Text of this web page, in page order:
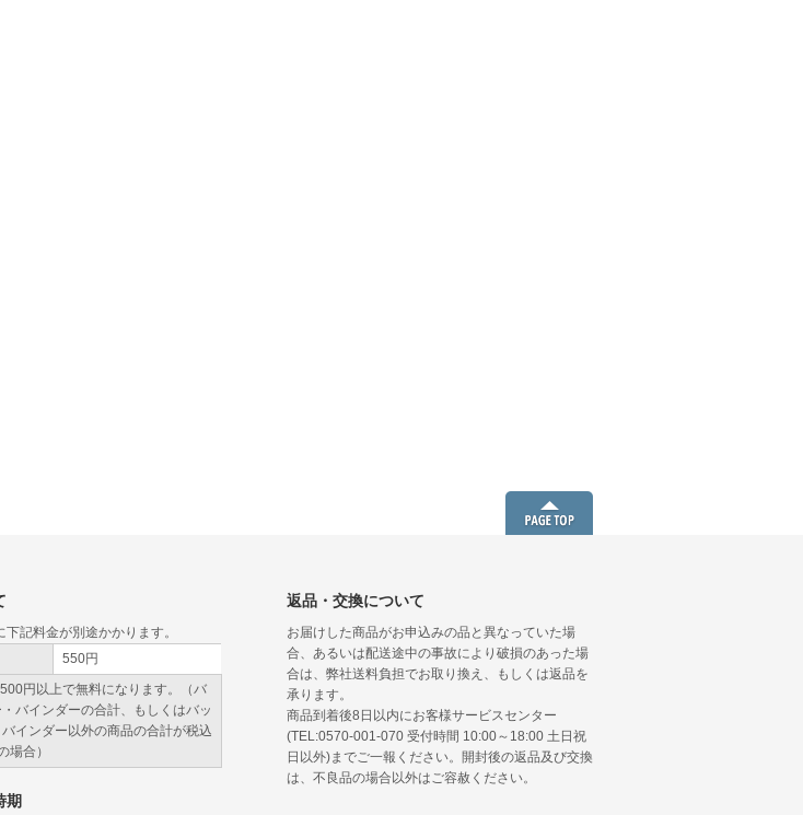
下記料金が別途かかります。
550円
円以上で無料になります。（バ
バインダーの合計、もしくはバッ
インダー以外の商品の合計が税込
場合）
期
返品・交換について
お届けした商品がお申込みの品と異なっていた場
合、あるいは配送途中の事故により破損のあった場
合は、弊社送料負担でお取り換え、もしくは返品を
承ります。
商品到着後8日以内にお客様サービスセンター
(TEL:0570-001-070 受付時間 10:00～18:00 土日祝
日以外)までご一報ください。開封後の返品及び交換
は、不良品の場合以外はご容赦ください。